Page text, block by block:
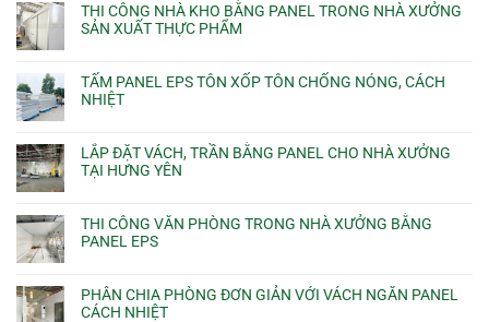
THI CÔNG NHÀ KHO BẰNG PANEL TRONG NHÀ XƯỞNG
SẢN XUẤT THỰC PHẨM
TẤM PANEL EPS TÔN XỐP TÔN CHỐNG NÓNG, CÁCH
NHIỆT
LẮP ĐẶT VÁCH, TRẦN BẰNG PANEL CHO NHÀ XƯỞNG
TẠI HƯNG YÊN
THI CÔNG VĂN PHÒNG TRONG NHÀ XƯỞNG BẰNG
PANEL EPS
PHÂN CHIA PHÒNG ĐƠN GIẢN VỚI VÁCH NGĂN PANEL
CÁCH NHIỆT